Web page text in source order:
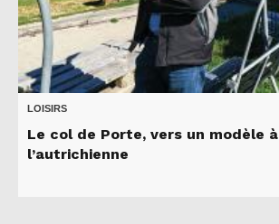
LOISIRS
Le col de Porte, vers un modèle à
l’autrichienne